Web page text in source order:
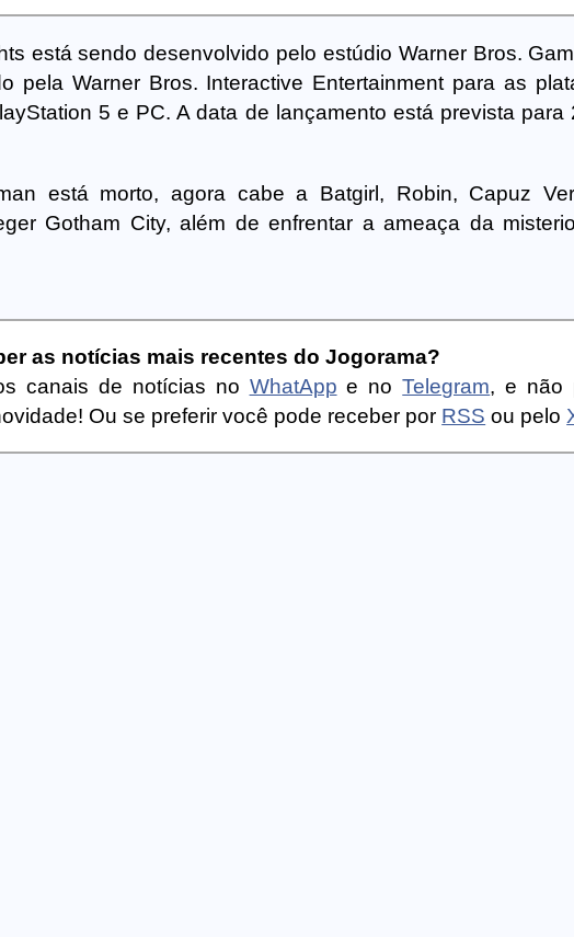
está sendo desenvolvido pelo estúdio Warner Bros.
pela Warner Bros. Interactive Entertainment para as
5 e PC. A data de lançamento está prevista para
está morto, agora cabe a Batgirl, Robin, Capuz
Gotham City, além de enfrentar a ameaça da
as notícias mais recentes do Jogorama?
canais de notícias no WhatApp e noTelegram, e não
Ou se preferir você pode receber por RSS ou pelo